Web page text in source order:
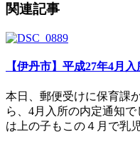
関連記事
【伊丹市】平成27年4月
本日、郵便受けに保育課
ら、4月入所の内定通知
は上の子もこの４月で乳